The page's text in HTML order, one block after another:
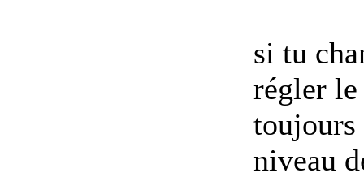
si tu
régler
niveau